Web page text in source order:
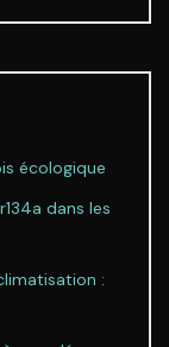
écologique
dans les
: